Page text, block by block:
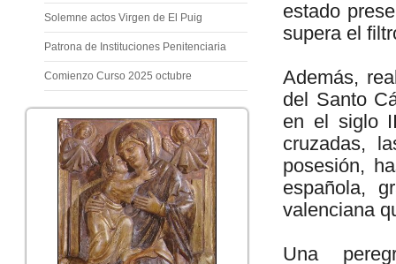
Solemne actos Virgen de El Puig
Patrona de Instituciones Penitenciaria
Comienzo Curso 2025 octubre
estado
supera el
Además,
del Santo
en el siglo
cruzadas,
posesión,
española,
valenciana
Una